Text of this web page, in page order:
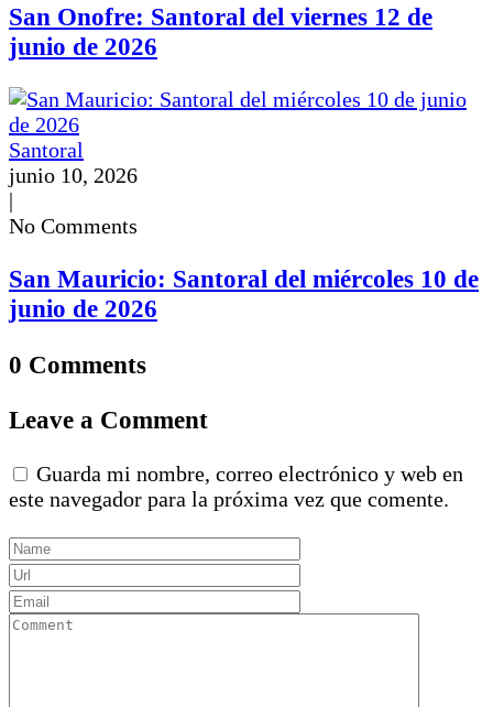
San Onofre: Santoral del viernes 12 de
junio de 2026
Santoral
junio 10, 2026
|
No Comments
San Mauricio: Santoral del miércoles 10 de
junio de 2026
0 Comments
Leave a Comment
Guarda mi nombre, correo electrónico y web en
este navegador para la próxima vez que comente.